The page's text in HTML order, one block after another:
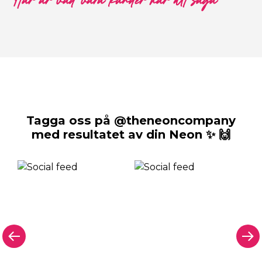
Tagga oss på @theneoncompany
med resultatet av din Neon ✨ 🙌